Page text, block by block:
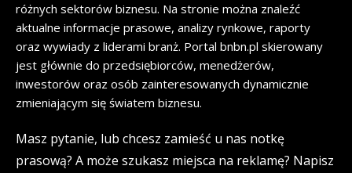
różnych sektorów biznesu. Na stronie można znaleźć
aktualne informacje prasowe, analizy rynkowe, raporty
oraz wywiady z liderami branż. Portal bnbn.pl skierowany
jest głównie do przedsiębiorców, menedżerów,
inwestorów oraz osób zainteresowanych dynamicznie
zmieniającym się światem biznesu.
Masz pytanie, lub chcesz zamieść u nas notkę
prasową? A może szukasz miejsca na reklamę? Napisz